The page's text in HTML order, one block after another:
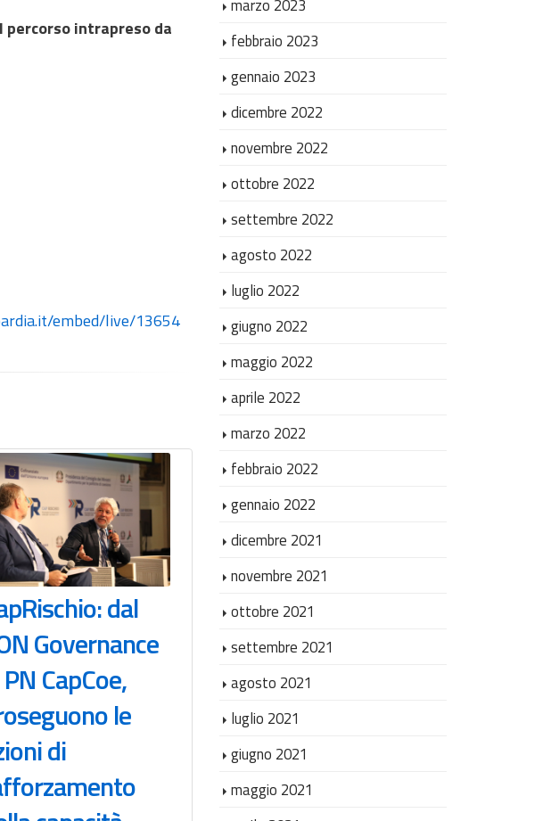
intrapreso da
embed/live/13654
dal
Governance
CapCoe,
le
di
La giustizia è più
vicina: inaugurato
a Collemarino
l’Ufficio di
prossimità
comunale per la
volontaria
giurisdizione
marzo 2023
febbraio 2023
gennaio 2023
dicembre 2022
novembre 2022
ottobre 2022
settembre 2022
agosto 2022
luglio 2022
giugno 2022
maggio 2022
aprile 2022
marzo 2022
febbraio 2022
gennaio 2022
dicembre 2021
novembre 2021
ottobre 2021
settembre 2021
agosto 2021
luglio 2021
giugno 2021
maggio 2021